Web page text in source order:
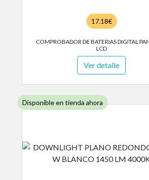
17.18€
COMPROBADOR DE BATERIAS DIGITAL
LCD
Ver detalle
Disponible en tienda ahora